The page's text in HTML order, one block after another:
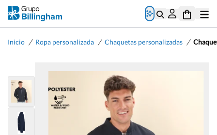
Inicio / Ropa personalizada / Chaquetas personalizadas /